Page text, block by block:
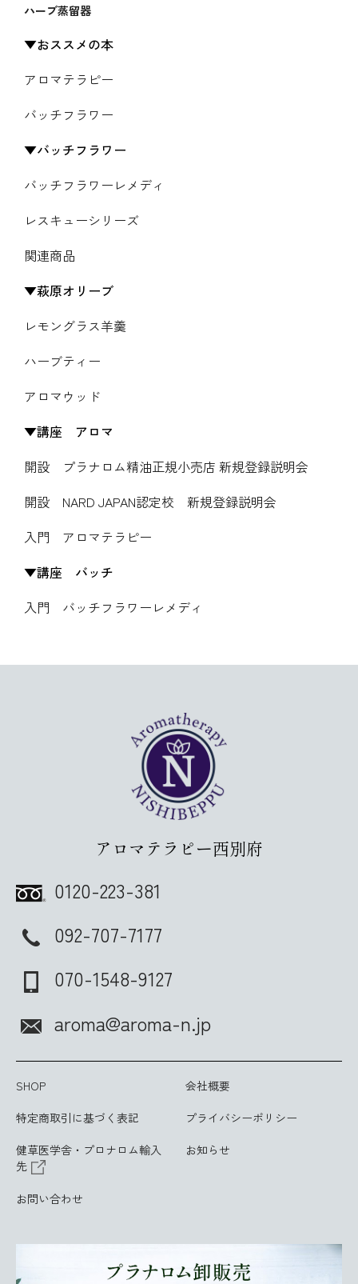
ハーブ蒸留器
おススメの本
アロマテラピー
バッチフラワー
バッチフラワー
バッチフラワーレメディ
レスキューシリーズ
関連商品
萩原オリーブ
レモングラス羊羹
ハーブティー
アロマウッド
講座 アロマ
開設 プラナロム精油正規小売店 新規登録説明会
開設 NARD JAPAN認定校 新規登録説明会
入門 アロマテラピー
講座 バッチ
入門 バッチフラワーレメディ
アロマテラピー西別府
0120-223-381
092-707-7177
070-1548-9127
aroma@aroma-n.jp
SHOP
会社概要
特定商取引に基づく表記
プライバシーポリシー
健草医学舎・プロナロム輸入
先
お知らせ
お問い合わせ